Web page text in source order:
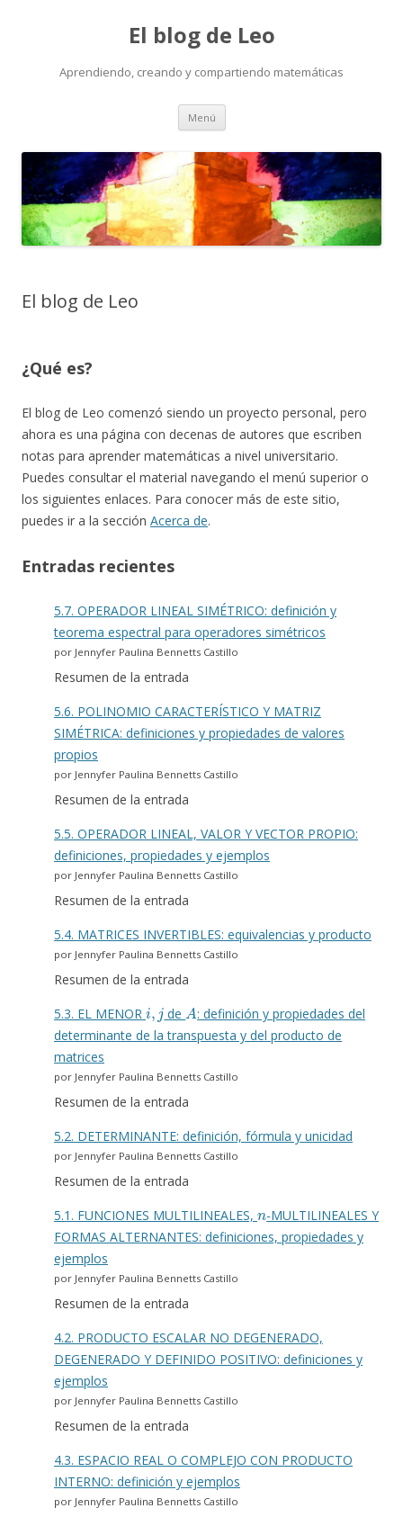
El blog de Leo
Aprendiendo, creando y compartiendo matemáticas
Menú Saltar
contenido
El blog de Leo
¿Qué es?
El blog de Leo comenzó siendo un proyecto personal, pero
ahora es una página con decenas de autores que escriben
notas para aprender matemáticas a nivel universitario.
Puedes consultar el material navegando el menú superior o
los siguientes enlaces. Para conocer más de este sitio,
puedes ir a la sección Acerca de.
Entradas recientes
5.7. OPERADOR LINEAL SIMÉTRICO: definición y
teorema espectral para operadores simétricos
por Jennyfer Paulina Bennetts Castillo
Resumen de la entrada
5.6. POLINOMIO CARACTERÍSTICO Y MATRIZ
SIMÉTRICA: definiciones y propiedades de valores
propios
por Jennyfer Paulina Bennetts Castillo
Resumen de la entrada
5.5. OPERADOR LINEAL, VALOR Y VECTOR PROPIO:
definiciones, propiedades y ejemplos
por Jennyfer Paulina Bennetts Castillo
Resumen de la entrada
5.4. MATRICES INVERTIBLES: equivalencias y producto
por Jennyfer Paulina Bennetts Castillo
Resumen de la entrada
5.3. EL MENOR
i
de
A
: definición y propiedades del
determinante de la transpuesta y del producto de
matrices
por Jennyfer Paulina Bennetts Castillo
Resumen de la entrada
5.2. DETERMINANTE: definición, fórmula y unicidad
por Jennyfer Paulina Bennetts Castillo
Resumen de la entrada
5.1. FUNCIONES MULTILINEALES,
-MULTILINEALES Y
FORMAS ALTERNANTES: definiciones, propiedades y
ejemplos
por Jennyfer Paulina Bennetts Castillo
Resumen de la entrada
4.2. PRODUCTO ESCALAR NO DEGENERADO,
DEGENERADO Y DEFINIDO POSITIVO: definiciones y
ejemplos
por Jennyfer Paulina Bennetts Castillo
Resumen de la entrada
4.3. ESPACIO REAL O COMPLEJO CON PRODUCTO
INTERNO: definición y ejemplos
por Jennyfer Paulina Bennetts Castillo